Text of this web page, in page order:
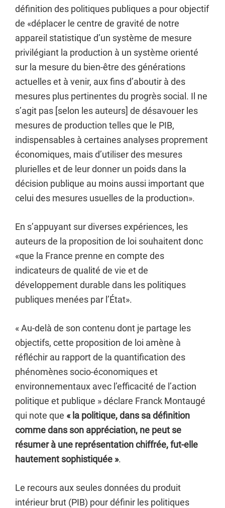
définition des politiques publiques a pour objectif
de «déplacer le centre de gravité de notre
appareil statistique d’un système de mesure
privilégiant la production à un système orienté
sur la mesure du bien-être des générations
actuelles et à venir, aux fins d’aboutir à des
mesures plus pertinentes du progrès social. Il ne
s’agit pas [selon les auteurs] de désavouer les
mesures de production telles que le PIB,
indispensables à certaines analyses proprement
économiques, mais d’utiliser des mesures
plurielles et de leur donner un poids dans la
décision publique au moins aussi important que
celui des mesures usuelles de la production».
En s’appuyant sur diverses expériences, les
auteurs de la proposition de loi souhaitent donc
«que la France prenne en compte des
indicateurs de qualité de vie et de
développement durable dans les politiques
publiques menées par l’État».
« Au-delà de son contenu dont je partage les
objectifs, cette proposition de loi amène à
réfléchir au rapport de la quantification des
phénomènes socio-économiques et
environnementaux avec l’efficacité de l’action
politique et publique » déclare Franck Montaugé
qui note que « la politique, dans sa définition
comme dans son appréciation, ne peut se
résumer à une représentation chiffrée, fut-elle
hautement sophistiquée ».
Le recours aux seules données du produit
intérieur brut (PIB) pour définir les politiques